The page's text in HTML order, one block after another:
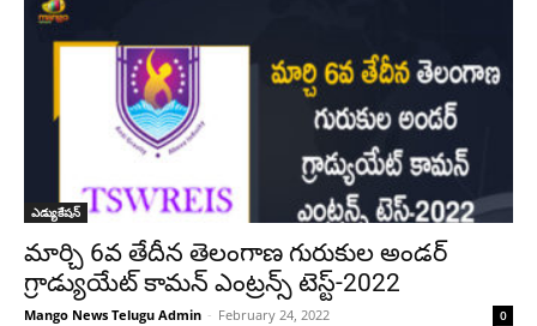
ఎడ్యుకేషన్
మార్చి 6వ తేదీన తెలంగాణ గురుకుల అండర్
గ్రాడ్యుయేట్ కామన్ ఎంట్రన్స్ టెస్ట్-2022
Mango News Telugu Admin - February 24, 2022 0